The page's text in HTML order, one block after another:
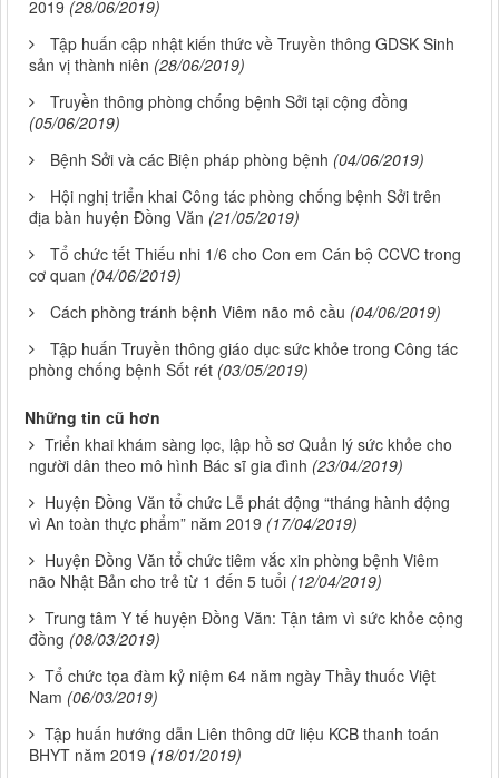
2019 (28/06/2019)
Tập huấn cập nhật kiến thức về Truyền thông GDSK Sinh
sản vị thành niên (28/06/2019)
Truyền thông phòng chống bệnh Sởi tại cộng đồng
(05/06/2019)
Bệnh Sởi và các Biện pháp phòng bệnh (04/06/2019)
Hội nghị triển khai Công tác phòng chống bệnh Sởi trên
địa bàn huyện Đồng Văn (21/05/2019)
Tổ chức tết Thiếu nhi 1/6 cho Con em Cán bộ CCVC trong
cơ quan (04/06/2019)
Cách phòng tránh bệnh Viêm não mô cầu (04/06/2019)
Tập huấn Truyền thông giáo dục sức khỏe trong Công tác
phòng chống bệnh Sốt rét (03/05/2019)
Những tin cũ hơn
Triển khai khám sàng lọc, lập hồ sơ Quản lý sức khỏe cho
người dân theo mô hình Bác sĩ gia đình (23/04/2019)
Huyện Đồng Văn tổ chức Lễ phát động “tháng hành động
vì An toàn thực phẩm” năm 2019 (17/04/2019)
Huyện Đồng Văn tổ chức tiêm vắc xin phòng bệnh Viêm
não Nhật Bản cho trẻ từ 1 đến 5 tuổi (12/04/2019)
Trung tâm Y tế huyện Đồng Văn: Tận tâm vì sức khỏe cộng
đồng (08/03/2019)
Tổ chức tọa đàm kỷ niệm 64 năm ngày Thầy thuốc Việt
Nam (06/03/2019)
Tập huấn hướng dẫn Liên thông dữ liệu KCB thanh toán
BHYT năm 2019 (18/01/2019)